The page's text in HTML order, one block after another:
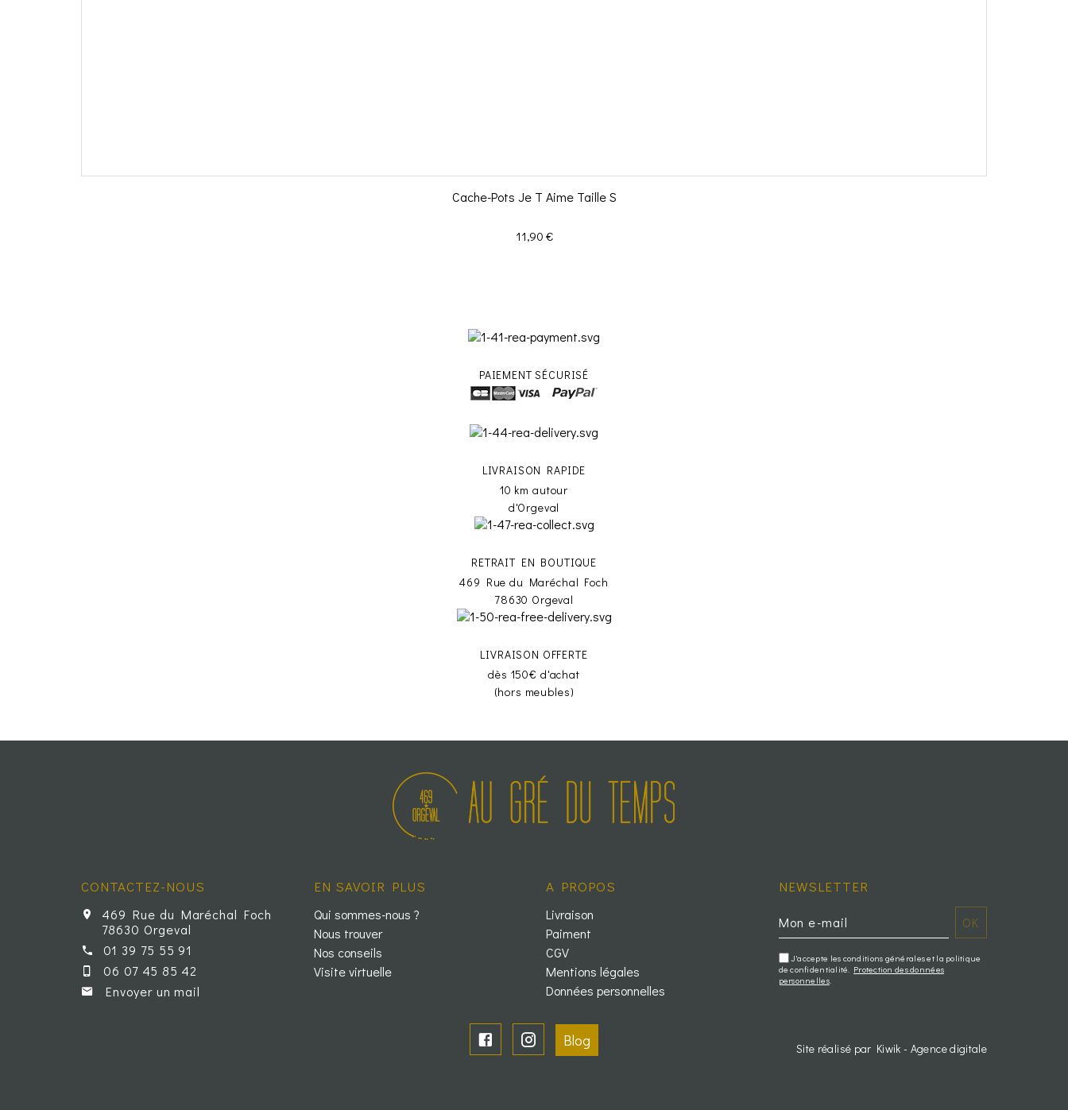
Cache-Pots Je T Aime Taille S
Prix
11,90 €
PAIEMENT SÉCURISÉ
LIVRAISON RAPIDE
10 km autour
d'Orgeval
RETRAIT EN BOUTIQUE
469 Rue du Maréchal Foch
78630 Orgeval
LIVRAISON OFFERTE
dès 150€ d'achat
(hors meubles)
CONTACTEZ-NOUS
469 Rue du Maréchal Foch
78630 Orgeval
01 39 75 55 91
06 07 45 85 42
Envoyer un mail
EN SAVOIR PLUS
Qui sommes-nous ?
Nous trouver
Nos conseils
Visite virtuelle
A PROPOS
Livraison
Paiment
CGV
Mentions légales
Données personnelles
NEWSLETTER
J'accepte les conditions générales et la politique
de confidentialité. Protection des données
personnelles.
Blog Site réalisé par Kiwik - Agence digitale